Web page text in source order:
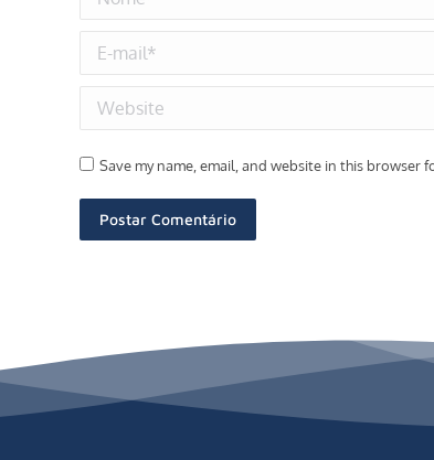
E-mail *
Website
Save my name, email, and website in this browser
Postar Comentário